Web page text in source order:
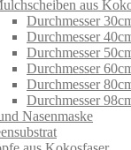
aus
Durchmesser
Durchmesser
Durchmesser
Durchmesser
Durchmesser
Durchmesser
Nasenmaske